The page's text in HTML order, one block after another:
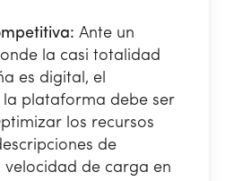
Ante un
la casi totalidad
es digital, el
la plataforma debe ser
los recursos
de
de carga en